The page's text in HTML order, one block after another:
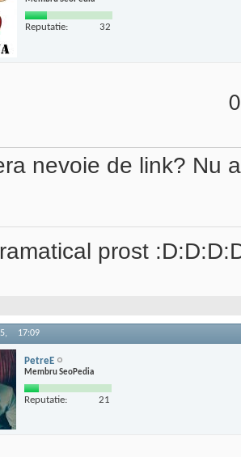
Reputatie: 32
nevoie de link? Nu
prost
17:09
PetreE
Membru SeoPedia
Reputatie: 21